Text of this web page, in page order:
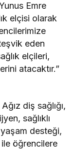
Emre
elçisi olarak
eden
elçileri,
atacaktır.”
diş sağlığı,
sağlıklı
desteği,
ile öğrencilere